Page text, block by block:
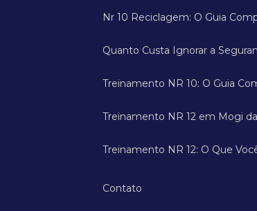
Nr 10 Reciclagem: O Guia
Quanto Custa Ignorar a
Treinamento NR 10: O Guia
Treinamento NR 12 em Mogi
Treinamento NR 12: O Que
Contato